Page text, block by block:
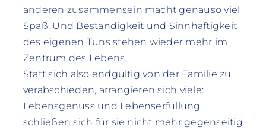
anderen zusammensein macht genauso viel
Spaß. Und Beständigkeit und Sinnhaftigkeit
des eigenen Tuns stehen wieder mehr im
Zentrum des Lebens.
Statt sich also endgültig von der Familie zu
verabschieden, arrangieren sich viele:
Lebensgenuss und Lebenserfüllung
schließen sich für sie nicht mehr gegenseitig